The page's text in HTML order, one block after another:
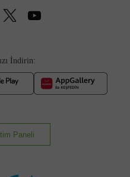
İndirin:
Paneli